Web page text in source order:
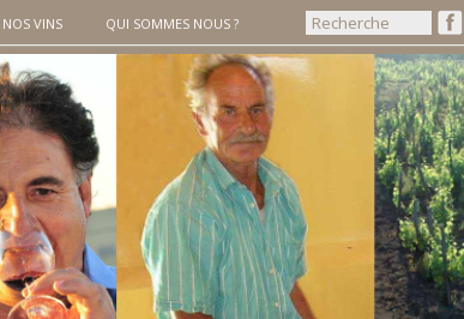
VINS QUI SOMMES NOUS ?